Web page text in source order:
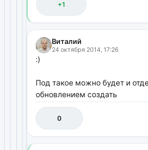
+1
Виталий
24 октября 2014, 17:26
:)
Под такое можно будет и
обновлением создать
0